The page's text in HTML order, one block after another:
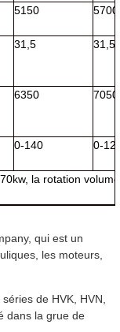
5150 5700
31,5 31,5
6350 7050
0-140 0-
la rotation
qui est un
les moteurs,
de HVK, HVN,
dans la grue de